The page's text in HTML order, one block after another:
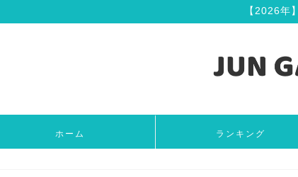
【2026年
ホーム ランキング